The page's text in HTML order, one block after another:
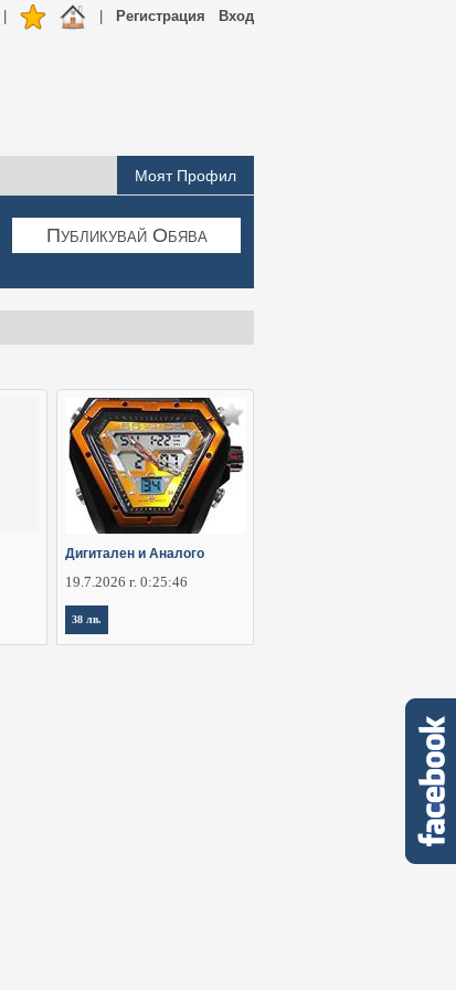
Вход
Регистрация
Моят Профил
Публикувай Обява
Дигитален и Аналого
19.7.2026 г. 0:25:46
38 лв.